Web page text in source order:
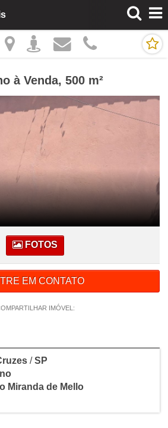
à Venda, 500 m²
FOTOS
EM CONTATO
IMÓVEL:
/SP
Miranda de Mello